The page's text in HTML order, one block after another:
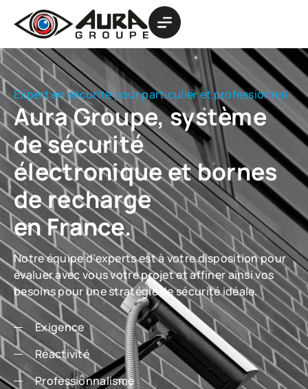
Expert en sécurité pour particulier et professionnel
Aura Groupe, système
de sécurité
électronique et bornes
de recharge
en France.
Notre équipe d’experts est à votre disposition pour
évaluer avec vous votre projet et affiner ainsi vos
besoins pour une stratégie de sécurité idéale.
Exigence
Réactivité
Professionnalisme